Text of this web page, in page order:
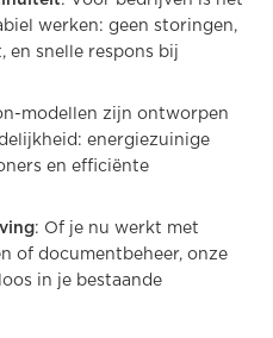
werken: geen storingen,
en snelle respons bij
modellen zijn ontworpen
energiezuinige
en efficiënte
: Of je nu werkt met
of documentbeheer, onze
in je bestaande